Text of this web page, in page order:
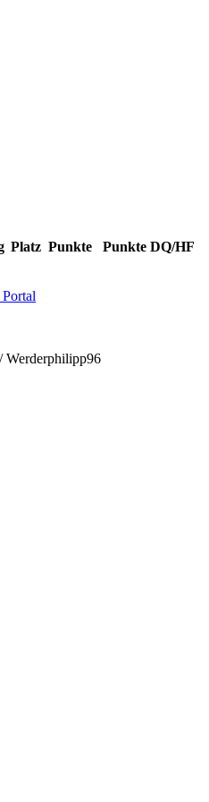
Platz Punkte
Punkte DQ/HF
Werderphilipp96